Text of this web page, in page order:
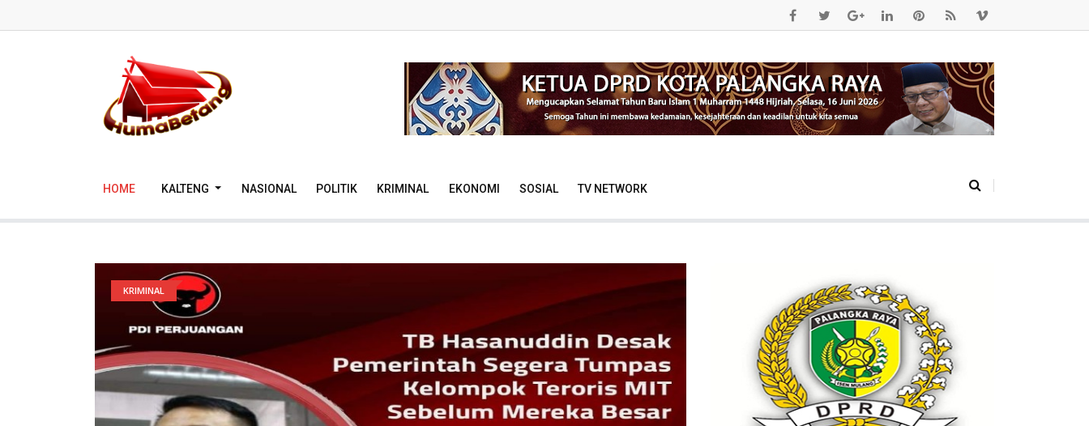
HOME KALTENG NASIONAL POLITIK KRIMINAL EKONOMI SOSIAL TV NETWORK
KRIMINAL